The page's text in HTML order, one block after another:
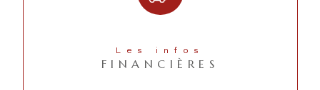
Les infos
FINANCIÈRES